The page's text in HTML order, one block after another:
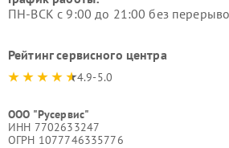
ПН-ВСК с 9:00 до 21:00 без
Рейтинг сервисного центра
4.9-5.0
ООО "Русервис"
ИНН 7702633247
ОГРН 1077746335776